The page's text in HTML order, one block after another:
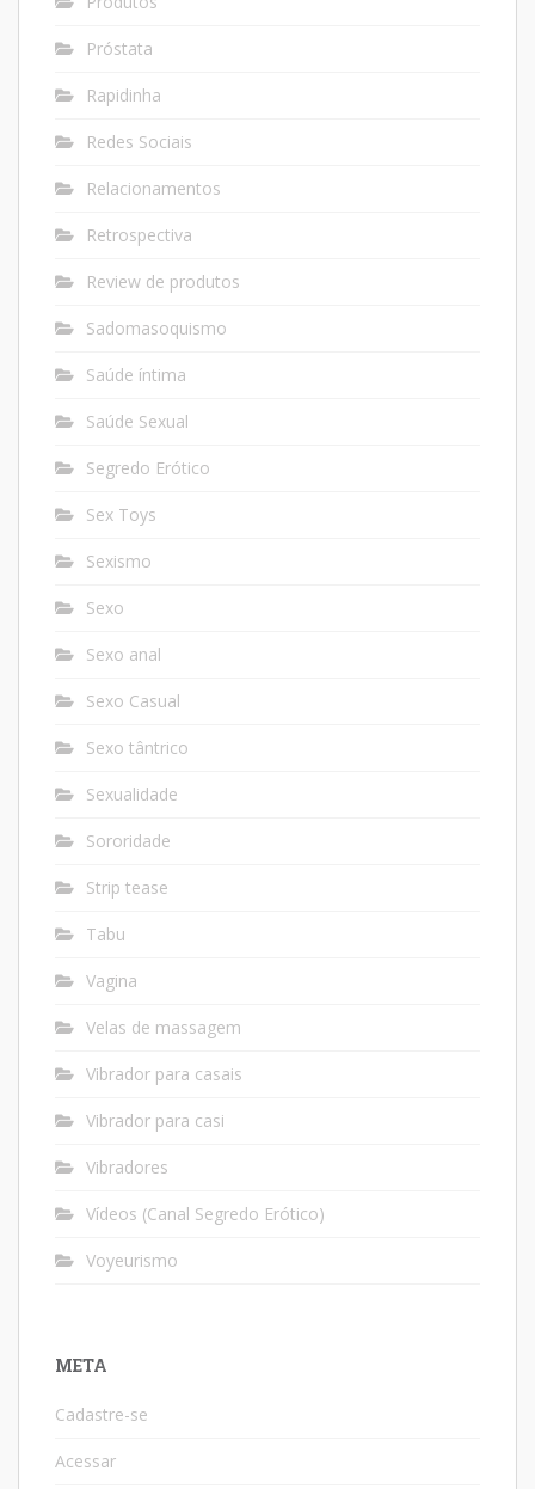
Próstata
Rapidinha
Redes Sociais
Relacionamentos
Retrospectiva
Review de produtos
Sadomasoquismo
Saúde íntima
Saúde Sexual
Segredo Erótico
Sex Toys
Sexismo
Sexo
Sexo anal
Sexo Casual
Sexo tântrico
Sexualidade
Sororidade
Strip tease
Tabu
Vagina
Velas de massagem
Vibrador para casais
Vibrador para casi
Vibradores
Vídeos (Canal Segredo Erótico)
Voyeurismo
META
Cadastre-se
Acessar